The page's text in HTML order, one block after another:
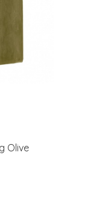
Olive